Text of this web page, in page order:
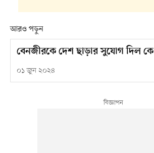
আরও পড়ুন
বেনজীরকে দেশ ছাড়ার সুযোগ দিল কে
০১ জুন ২০২৪